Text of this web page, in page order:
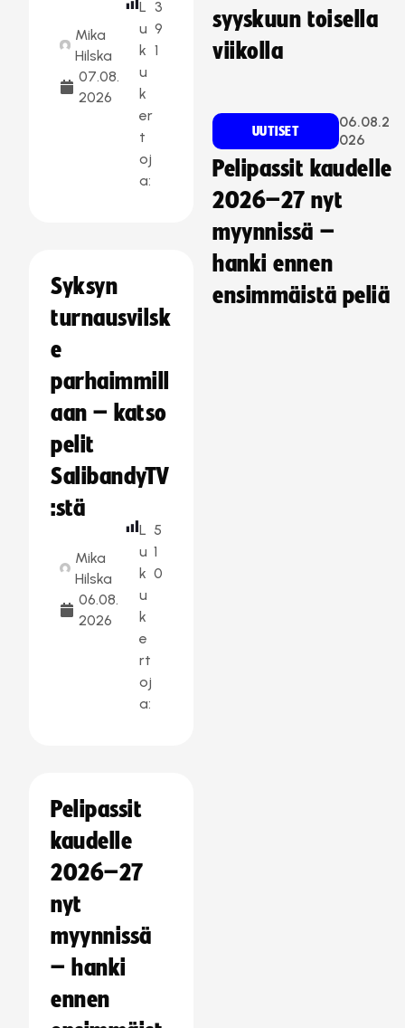
Mika
Hilska
07.08.
2026
L
u
k
u
k
er
t
oj
a:
3
9
1
Syksyn
turnausvilsk
e
parhaimmill
aan – katso
pelit
SalibandyTV
:stä
Mika
Hilska
06.08.
2026
L
u
k
u
k
e
rt
oj
a:
5
1
0
Pelipassit
kaudelle
2026–27
nyt
myynnissä
– hanki
ennen
syyskuun toisella
viikolla
UUTISET
06.08.2
026
Pelipassit kaudelle
2026–27 nyt
myynnissä –
hanki ennen
ensimmäistä peliä